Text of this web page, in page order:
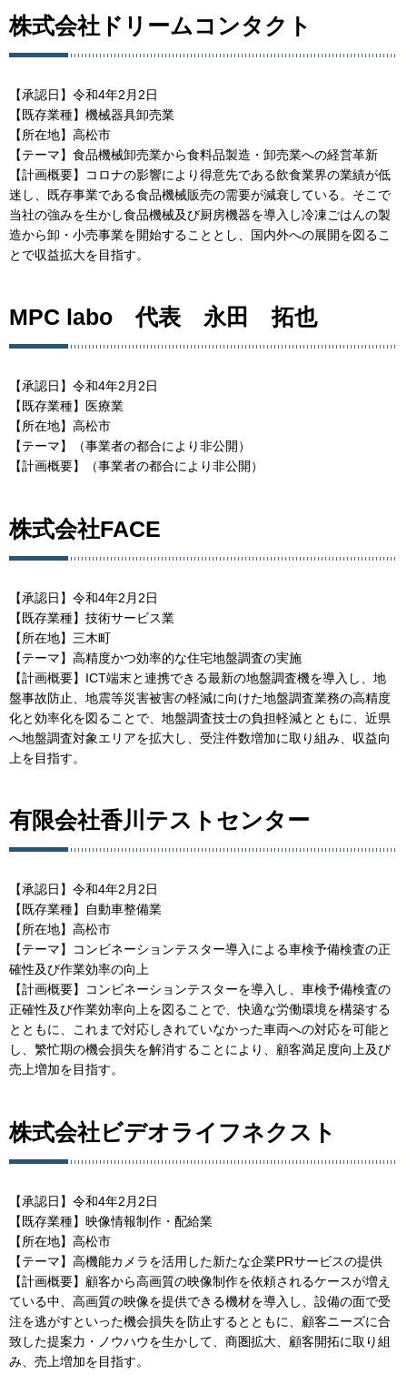
株式会社ドリームコンタクト
【承認日】令和4年2月2日
【既存業種】機械器具卸売業
【所在地】高松市
【テーマ】食品機械卸売業から食料品製造・卸売業への経営革新
【計画概要】コロナの影響により得意先である飲食業界の業績が低
迷し、既存事業である食品機械販売の需要が減衰している。そこで
当社の強みを生かし食品機械及び厨房機器を導入し冷凍ごはんの製
造から卸・小売事業を開始することとし、国内外への展開を図るこ
とで収益拡大を目指す。
MPC labo 代表 永田 拓也
【承認日】令和4年2月2日
【既存業種】医療業
【所在地】高松市
【テーマ】（事業者の都合により非公開）
【計画概要】（事業者の都合により非公開）
株式会社FACE
【承認日】令和4年2月2日
【既存業種】技術サービス業
【所在地】三木町
【テーマ】高精度かつ効率的な住宅地盤調査の実施
【計画概要】ICT端末と連携できる最新の地盤調査機を導入し、地
盤事故防止、地震等災害被害の軽減に向けた地盤調査業務の高精度
化と効率化を図ることで、地盤調査技士の負担軽減とともに、近県
へ地盤調査対象エリアを拡大し、受注件数増加に取り組み、収益向
上を目指す。
有限会社香川テストセンター
【承認日】令和4年2月2日
【既存業種】自動車整備業
【所在地】高松市
【テーマ】コンビネーションテスター導入による車検予備検査の正
確性及び作業効率の向上
【計画概要】コンビネーションテスターを導入し、車検予備検査の
正確性及び作業効率向上を図ることで、快適な労働環境を構築する
とともに、これまで対応しきれていなかった車両への対応を可能と
し、繁忙期の機会損失を解消することにより、顧客満足度向上及び
売上増加を目指す。
株式会社ビデオライフネクスト
【承認日】令和4年2月2日
【既存業種】映像情報制作・配給業
【所在地】高松市
【テーマ】高機能カメラを活用した新たな企業PRサービスの提供
【計画概要】顧客から高画質の映像制作を依頼されるケースが増え
ている中、高画質の映像を提供できる機材を導入し、設備の面で受
注を逃がすといった機会損失を防止するとともに、顧客ニーズに合
致した提案力・ノウハウを生かして、商圏拡大、顧客開拓に取り組
み、売上増加を目指す。